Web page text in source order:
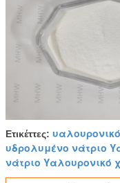
Ετικέττες:
υδρολυμένο νάτριο
νάτριο Υαλουρονικό